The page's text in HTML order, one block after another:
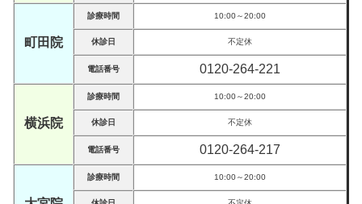
町田院
診療時間 10:00～20:00
休診日 不定休
電話番号 0120-264-221
横浜院
診療時間 10:00～20:00
休診日 不定休
電話番号 0120-264-217
診療時間 10:00～20:00